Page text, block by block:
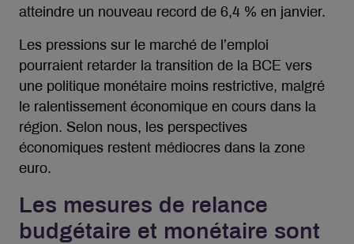
atteindre un nouveau record de 6,4 % en janvier.
Les pressions sur le marché de l’emploi
pourraient retarder la transition de la BCE vers
une politique monétaire moins restrictive, malgré
le ralentissement économique en cours dans la
région. Selon nous, les perspectives
économiques restent médiocres dans la zone
euro.
Les mesures de relance
budgétaire et monétaire sont